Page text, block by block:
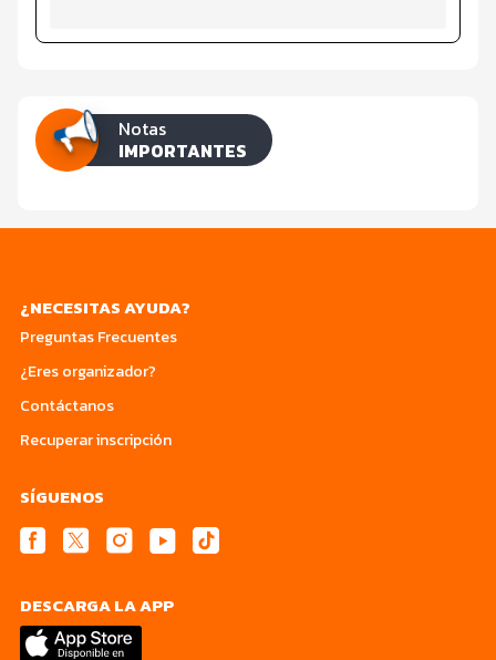
Notas
IMPORTANTES
¿NECESITAS AYUDA?
Preguntas Frecuentes
¿Eres organizador?
Contáctanos
Recuperar inscripción
SÍGUENOS
DESCARGA LA APP